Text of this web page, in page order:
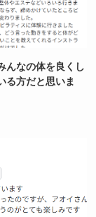
んなの体を良くし
る方だと思いま